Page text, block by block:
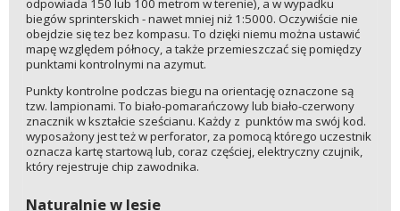
odpowiada 150 lub 100 metrom w terenie), a w wypadku
biegów sprinterskich - nawet mniej niż 1:5000. Oczywiście nie
obejdzie się tez bez kompasu. To dzięki niemu można ustawić
mapę względem północy, a także przemieszczać się pomiędzy
punktami kontrolnymi na azymut.
Punkty kontrolne podczas biegu na orientację oznaczone są
tzw. lampionami. To biało-pomarańczowy lub biało-czerwony
znacznik w kształcie sześcianu. Każdy z punktów ma swój kod.
wyposażony jest też w perforator, za pomocą którego uczestnik
oznacza kartę startową lub, coraz częściej, elektryczny czujnik,
który rejestruje chip zawodnika.
Naturalnie w lesie